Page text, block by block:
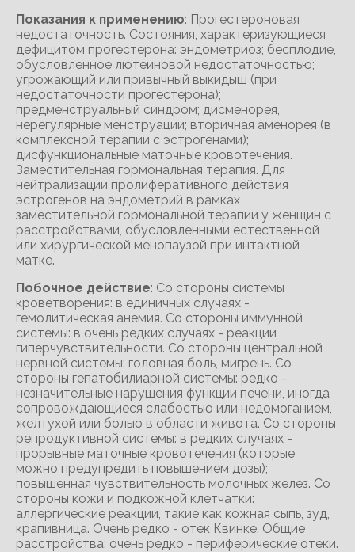
Показания к применению: Прогестероновая
недостаточность. Состояния, характеризующиеся
дефицитом прогестерона: эндометриоз; бесплодие,
обусловленное лютеиновой недостаточностью;
угрожающий или привычный выкидыш (при
недостаточности прогестерона);
предменструальный синдром; дисменорея,
нерегулярные менструации; вторичная аменорея (в
комплексной терапии с эстрогенами);
дисфункциональные маточные кровотечения.
Заместительная гормональная терапия. Для
нейтрализации пролиферативного действия
эстрогенов на эндометрий в рамках
заместительной гормональной терапии у женщин с
расстройствами, обусловленными естественной
или хирургической менопаузой при интактной
матке.
Побочное действие: Со стороны системы
кроветворения: в единичных случаях -
гемолитическая анемия. Со стороны иммунной
системы: в очень редких случаях - реакции
гиперчувствительности. Со стороны центральной
нервной системы: головная боль, мигрень. Со
стороны гепатобилиарной системы: редко -
незначительные нарушения функции печени, иногда
сопровождающиеся слабостью или недомоганием,
желтухой или болью в области живота. Со стороны
репродуктивной системы: в редких случаях -
прорывные маточные кровотечения (которые
можно предупредить повышением дозы);
повышенная чувствительность молочных желез. Со
стороны кожи и подкожной клетчатки:
аллергические реакции, такие как кожная сыпь, зуд,
крапивница. Очень редко - отек Квинке. Общие
расстройства: очень редко - периферические отеки.